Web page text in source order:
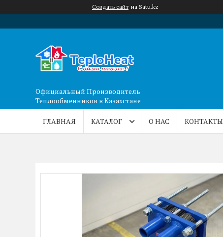
Создать сайт на Satu.kz
Официальный Производитель
Теплообменников в Казахстане
ГЛАВНАЯ КАТАЛОГ О НАС КОНТАКТЫ